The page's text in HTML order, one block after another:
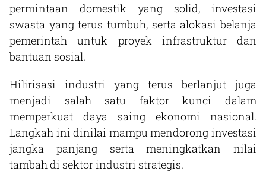
permintaan domestik yang solid, investasi
swasta yang terus tumbuh, serta alokasi belanja
pemerintah untuk proyek infrastruktur dan
bantuan sosial.
Hilirisasi industri yang terus berlanjut juga
menjadi salah satu faktor kunci dalam
memperkuat daya saing ekonomi nasional.
Langkah ini dinilai mampu mendorong investasi
jangka panjang serta meningkatkan nilai
tambah di sektor industri strategis.